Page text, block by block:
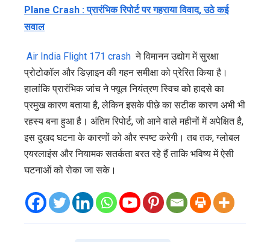
Plane Crash : प्रारंभिक रिपोर्ट पर गहराया विवाद, उठे कई
सवाल
Air India Flight 171 crash ने विमानन उद्योग में सुरक्षा
प्रोटोकॉल और डिज़ाइन की गहन समीक्षा को प्रेरित किया है।
हालांकि प्रारंभिक जांच ने फ्यूल नियंत्रण स्विच को हादसे का
प्रमुख कारण बताया है, लेकिन इसके पीछे का सटीक कारण अभी भी
रहस्य बना हुआ है। अंतिम रिपोर्ट, जो आने वाले महीनों में अपेक्षित है,
इस दुखद घटना के कारणों को और स्पष्ट करेगी। तब तक, ग्लोबल
एयरलाइंस और नियामक सतर्कता बरत रहे हैं ताकि भविष्य में ऐसी
घटनाओं को रोका जा सके।